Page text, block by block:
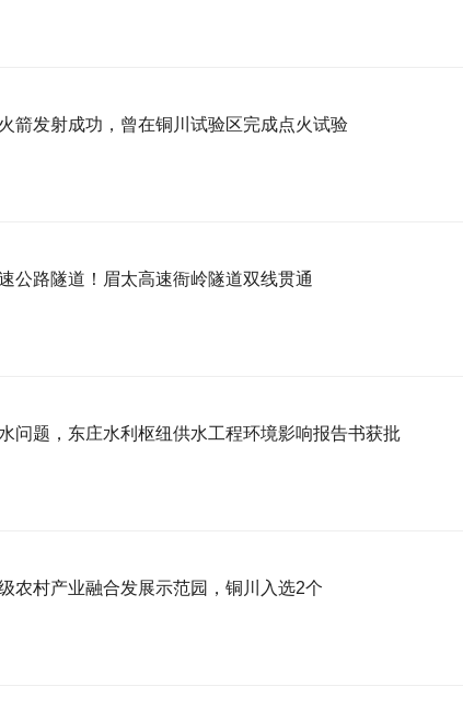
箭发射成功，曾在铜川试验区完成点火试验
公路隧道！眉太高速衙岭隧道双线贯通
问题，东庄水利枢纽供水工程环境影响报告书获批
农村产业融合发展示范园，铜川入选2个